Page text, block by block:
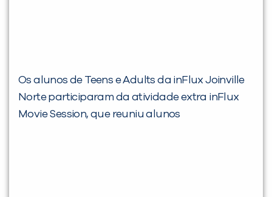
Os alunos de Teens e Adults da inFlux Joinville
Norte participaram da atividade extra inFlux
Movie Session, que reuniu alunos